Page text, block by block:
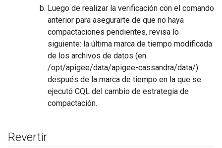
Luego de realizar la verificación con el comando
anterior para asegurarte de que no haya
compactaciones pendientes, revisa lo
siguiente: la última marca de tiempo modificada
de los archivos de datos (en
/opt/apigee/data/apigee-cassandra/data/)
después de la marca de tiempo en la que se
ejecutó CQL del cambio de estrategia de
compactación.
Revertir